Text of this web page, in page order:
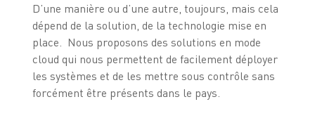
D’une manière ou d’une autre, toujours, mais cela
dépend de la solution, de la technologie mise en
place. Nous proposons des solutions en mode
cloud qui nous permettent de facilement déployer
les systèmes et de les mettre sous contrôle sans
forcément être présents dans le pays.